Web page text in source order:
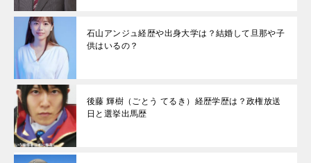
石山アンジュ経歴や出身大学は？結婚して旦那や子
供はいるの？
後藤 輝樹（ごとう てるき）経歴学歴は？政権放送
日と選挙出馬歴